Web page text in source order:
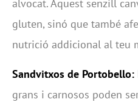
alvocat. Aquest senzill
gluten, sinó que també
nutrició addicional al teu
Sandvitxos de Portobello:
grans i carnosos poden